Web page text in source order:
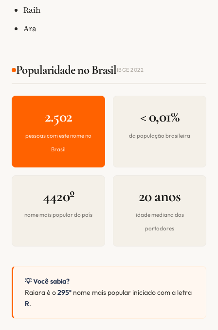
Raih
Ara
Popularidade no BrasilIBGE 2022
2.502
pessoas com este nome no
Brasil
< 0,01%
da população brasileira
4420º
nome mais popular do país
20 anos
idade mediana dos
portadores
💡 Você sabia?
Raiara é o295º nome mais popular iniciado com a letra
R.